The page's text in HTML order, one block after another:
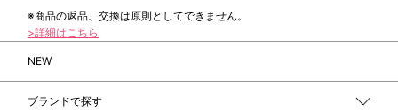
※商品の返品、交換は原則としてできません。
>詳細はこちら
NEW
ブランドで探す